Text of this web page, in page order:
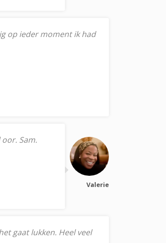
op ieder moment ik had
Valerie
Sam.
gaat lukken. Heel veel